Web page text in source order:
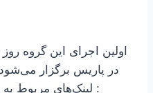
در پاریس برگزار
لینک‌های مربوط به رزرو بلیط به شرح زیر است :